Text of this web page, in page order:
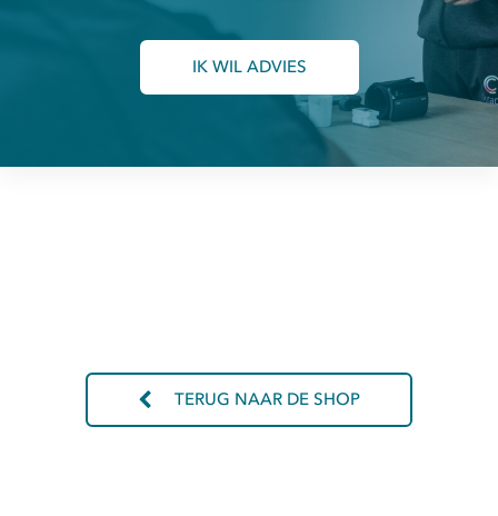
IK WIL ADVIES
TERUG NAAR DE SHOP